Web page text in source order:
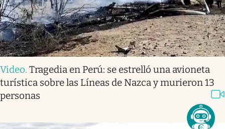
Video. Tragedia en Perú: se estrelló una avioneta
turística sobre las Líneas de Nazca y murieron 13
personas